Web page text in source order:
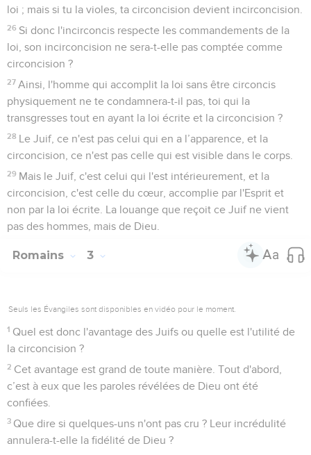
loi ; mais si tu la violes, ta circoncision devient incirconcision.
26 Si donc l'incirconcis respecte les commandements de la
loi, son incirconcision ne sera-t-elle pas comptée comme
circoncision ?
27 Ainsi, l'homme qui accomplit la loi sans être circoncis
physiquement ne te condamnera-t-il pas, toi qui la
transgresses tout en ayant la loi écrite et la circoncision ?
28 Le Juif, ce n'est pas celui qui en a l’apparence, et la
circoncision, ce n'est pas celle qui est visible dans le corps.
29 Mais le Juif, c'est celui qui l'est intérieurement, et la
circoncision, c'est celle du cœur, accomplie par l'Esprit et
non par la loi écrite. La louange que reçoit ce Juif ne vient
pas des hommes, mais de Dieu.
Romains 3
Seuls les Évangiles sont disponibles en vidéo pour le moment.
1 Quel est donc l'avantage des Juifs ou quelle est l'utilité de
la circoncision ?
2 Cet avantage est grand de toute manière. Tout d'abord,
c’est à eux que les paroles révélées de Dieu ont été
confiées.
3 Que dire si quelques-uns n'ont pas cru ? Leur incrédulité
annulera-t-elle la fidélité de Dieu ?